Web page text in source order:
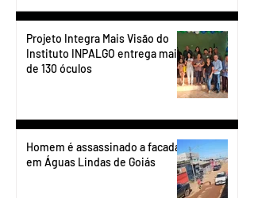
Projeto Integra Mais Visão do
Instituto INPALGO entrega mais
de 130 óculos
Homem é assassinado a facadas
em Águas Lindas de Goiás